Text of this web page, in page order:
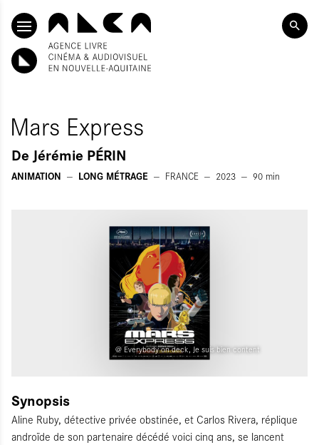
ALLER AU CONTENU PRINCIPAL
Mars Express
De Jérémie PÉRIN
ANIMATION LONG MÉTRAGE FRANCE 2023 90 min
@ Everybody on deck, Je suis bien content
Synopsis
Aline Ruby, détective privée obstinée, et Carlos Rivera, réplique
androïde de son partenaire décédé voici cinq ans, se lancent